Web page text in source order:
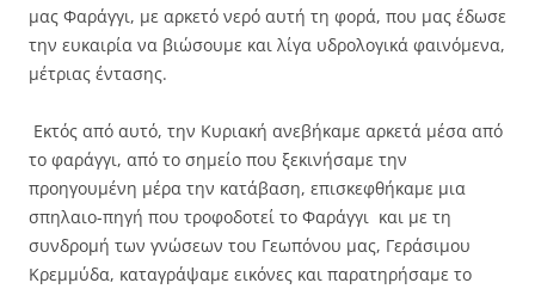
μας Φαράγγι, με αρκετό νερό αυτή τη φορά, που μας έδωσε
την ευκαιρία να βιώσουμε και λίγα υδρολογικά φαινόμενα,
μέτριας έντασης.
Εκτός από αυτό, την Κυριακή ανεβήκαμε αρκετά μέσα από
το φαράγγι, από το σημείο που ξεκινήσαμε την
προηγουμένη μέρα την κατάβαση, επισκεφθήκαμε μια
σπηλαιο-πηγή που τροφοδοτεί το Φαράγγι και με τη
συνδρομή των γνώσεων του Γεωπόνου μας, Γεράσιμου
Κρεμμύδα, καταγράψαμε εικόνες και παρατηρήσαμε το